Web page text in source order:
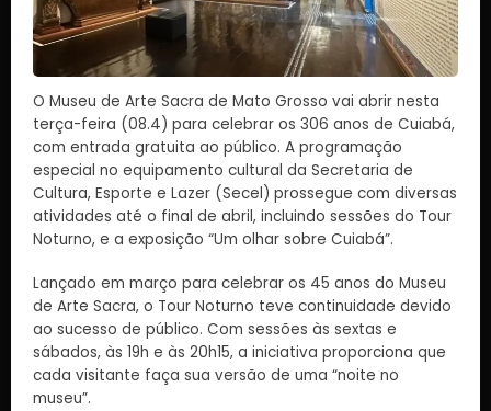
O Museu de Arte Sacra de Mato Grosso vai abrir nesta
terça-feira (08.4) para celebrar os 306 anos de Cuiabá,
com entrada gratuita ao público. A programação
especial no equipamento cultural da Secretaria de
Cultura, Esporte e Lazer (Secel) prossegue com diversas
atividades até o final de abril, incluindo sessões do Tour
Noturno, e a exposição “Um olhar sobre Cuiabá”.
Lançado em março para celebrar os 45 anos do Museu
de Arte Sacra, o Tour Noturno teve continuidade devido
ao sucesso de público. Com sessões às sextas e
sábados, às 19h e às 20h15, a iniciativa proporciona que
cada visitante faça sua versão de uma “noite no
museu”.